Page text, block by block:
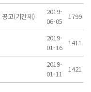
고(기간제)
2019-
06-05
1799
2019-
01-16
1411
2019-
01-11
1421